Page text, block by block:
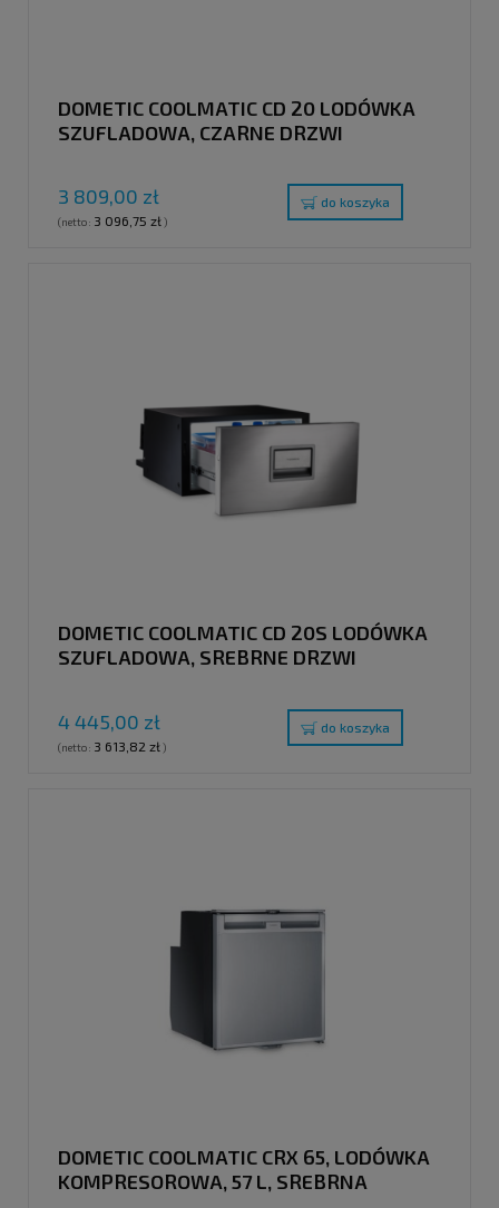
DOMETIC COOLMATIC CD 20 LODÓWKA
SZUFLADOWA, CZARNE DRZWI
3 809,00 zł
(netto: 3 096,75 zł)
do koszyka
DOMETIC COOLMATIC CD 20S LODÓWKA
SZUFLADOWA, SREBRNE DRZWI
4 445,00 zł
(netto: 3 613,82 zł)
do koszyka
DOMETIC COOLMATIC CRX 65, LODÓWKA
KOMPRESOROWA, 57 L, SREBRNA